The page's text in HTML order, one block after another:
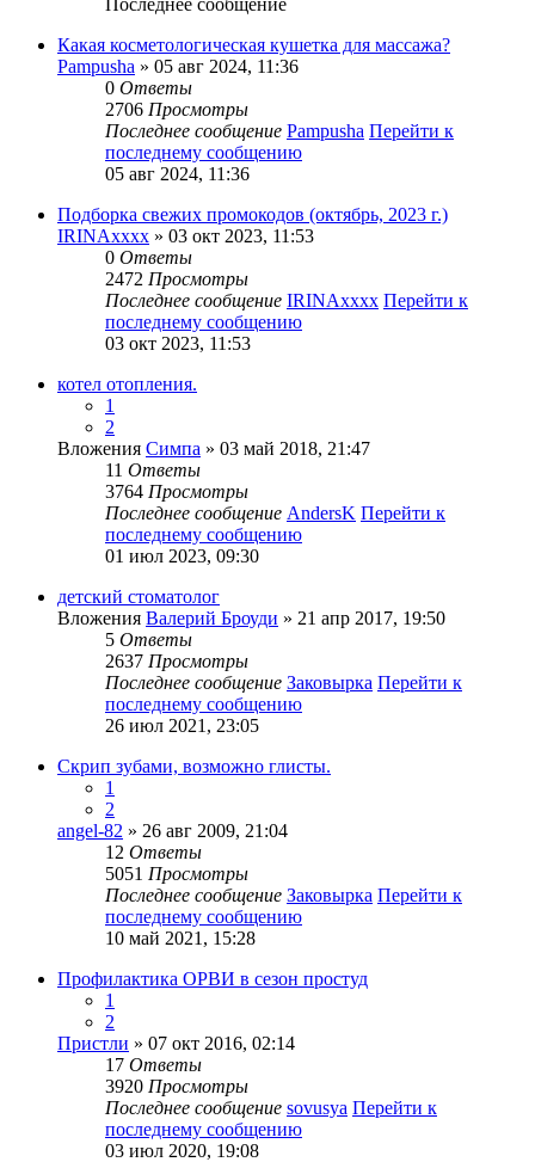
Последнее сообщение
Какая косметологическая кушетка для массажа?
Pampusha » 05 авг 2024, 11:36
0 Ответы
2706 Просмотры
Последнее сообщение Pampusha Перейти к
последнему сообщению
05 авг 2024, 11:36
Подборка свежих промокодов (октябрь, 2023 г.)
IRINAxxxx » 03 окт 2023, 11:53
0 Ответы
2472 Просмотры
Последнее сообщение IRINAxxxx Перейти к
последнему сообщению
03 окт 2023, 11:53
котел отопления.
1
2
Вложения Симпа » 03 май 2018, 21:47
11 Ответы
3764 Просмотры
Последнее сообщение AndersK Перейти к
последнему сообщению
01 июл 2023, 09:30
детский стоматолог
Вложения Валерий Броуди » 21 апр 2017, 19:50
5 Ответы
2637 Просмотры
Последнее сообщение Заковырка Перейти к
последнему сообщению
26 июл 2021, 23:05
Скрип зубами, возможно глисты.
1
2
angel-82 » 26 авг 2009, 21:04
12 Ответы
5051 Просмотры
Последнее сообщение Заковырка Перейти к
последнему сообщению
10 май 2021, 15:28
Профилактика ОРВИ в сезон простуд
1
2
Пристли » 07 окт 2016, 02:14
17 Ответы
3920 Просмотры
Последнее сообщение sovusya Перейти к
последнему сообщению
03 июл 2020, 19:08